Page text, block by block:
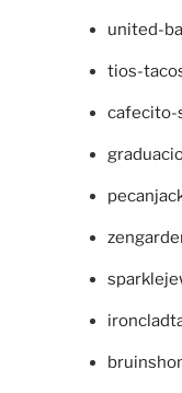
united-
tios-
cafecito-